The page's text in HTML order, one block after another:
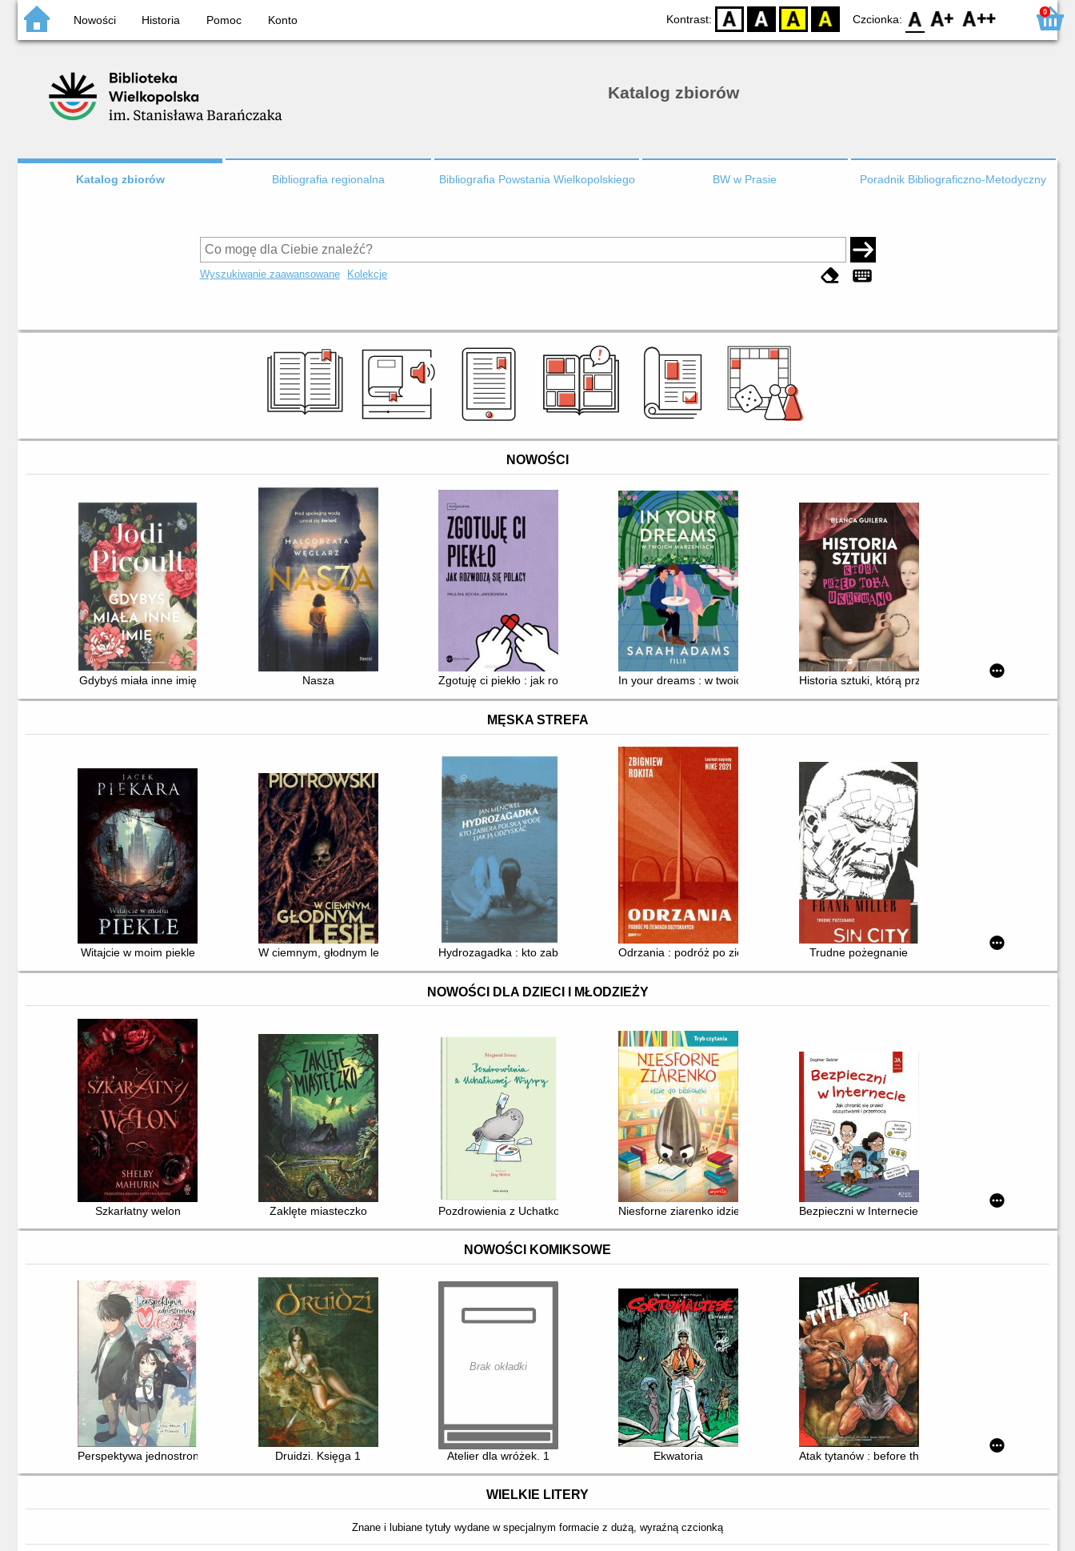
Nowości Historia Pomoc Konto Kontrast: D BW YB BY Czcionka: F0 F1 F2 0
Katalog zbiorów
Katalog zbiorów Bibliografia regionalna Bibliografia Powstania Wielkopolskiego BW w Prasie Poradnik Bibliograficzno-Metodyczny
Wyszukiwanie zaawansowane Kolekcje
NOWOŚCI
Gdybyś miała inne imię Nasza Zgotuję ci piekło : jak rozwodzą się PolacyIn your dreams : w twoich marzeniachHistoria sztuki, którą przed tobą ukrywano
MĘSKA STREFA
Witajcie w moim piekle W ciemnym, głodnym lesie Hydrozagadka : kto zabiera polską wodę i jak ją odzyskać?
Odrzania : podróż po ziemiach odzyskanychTrudne pożegnanie
NOWOŚCI DLA DZIECI I MŁODZIEŻY
Szkarłatny welon Zaklęte miasteczko Pozdrowienia z Uchatkowej Wyspy Niesforne ziarenko idzie do bibliotekiBezpieczni w Internecie : jak chronić się przed
NOWOŚCI KOMIKSOWE
Perspektywa jednostronnej miłości. 1 Druidzi. Księga 1
Brak okładki
Atelier dla wróżek. 1 Ekwatoria Atak tytanów : before the fall. 1
WIELKIE LITERY
Znane i lubiane tytuły wydane w specjalnym formacie z dużą, wyraźną czcionką